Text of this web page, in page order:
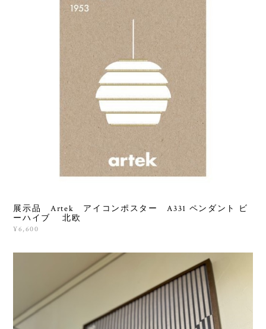
展示品 Artek アイコンポスター A331 ペンダント ビ
ーハイブ 北欧
¥6,600